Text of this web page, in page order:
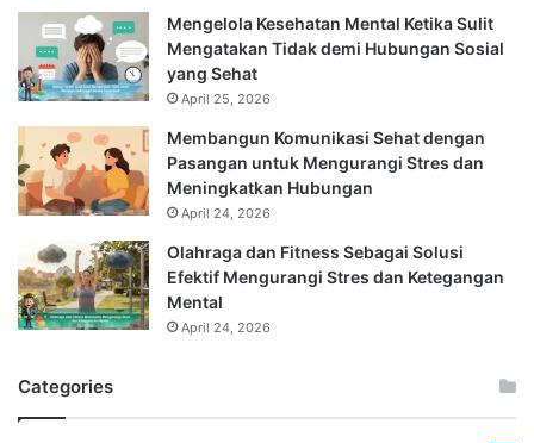
Mengelola Kesehatan Mental Ketika Sulit
Mengatakan Tidak demi Hubungan Sosial
yang Sehat
April 25, 2026
Membangun Komunikasi Sehat dengan
Pasangan untuk Mengurangi Stres dan
Meningkatkan Hubungan
April 24, 2026
Olahraga dan Fitness Sebagai Solusi
Efektif Mengurangi Stres dan Ketegangan
Mental
April 24, 2026
Categories